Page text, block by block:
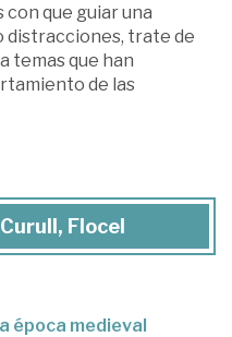
que guiar una
distracciones, trate de
temas que han
de las
Flocel
época medieval